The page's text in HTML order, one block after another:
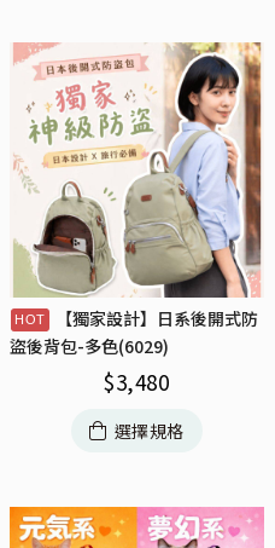
【獨家設計】日系後開式防
盜後背包-多色(6029)
$3,480
選擇規格